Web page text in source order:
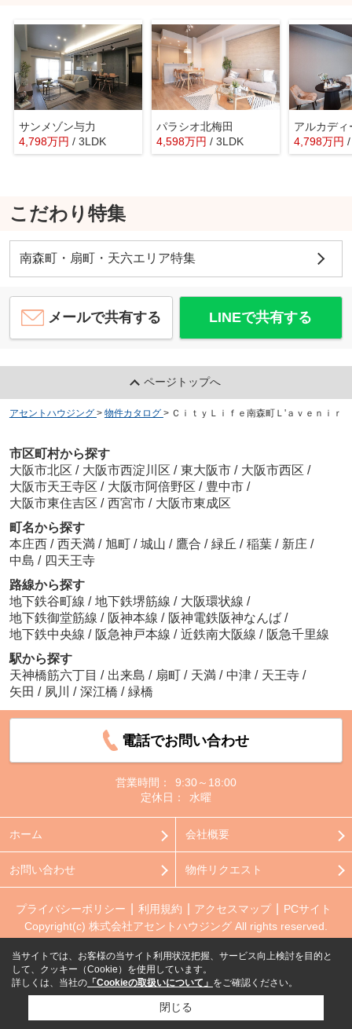
サンメゾン与力
4,798万円 / 3LDK
パラシオ北梅田
4,598万円 / 3LDK 4,798万円
こだわり特集
南森町・扇町・天六エリア特集
メールで共有する LINEで共有する
ページトップへ
アセントハウジング > 物件カタログ > ＣｉｔｙＬｉｆｅ南森町Ｌ'ａｖｅｎｉｒ
市区町村から探す
大阪市北区 / 大阪市西淀川区 / 東大阪市 / 大阪市西区 /
大阪市天王寺区 / 大阪市阿倍野区 / 豊中市 /
大阪市東住吉区 / 西宮市 / 大阪市東成区
町名から探す
本庄西 / 西天満 / 旭町 / 城山 / 鷹合 / 緑丘 / 稲葉 / 新庄 /
中島 / 四天王寺
路線から探す
地下鉄谷町線 / 地下鉄堺筋線 / 大阪環状線 /
地下鉄御堂筋線 / 阪神本線 / 阪神電鉄阪神なんば /
地下鉄中央線 / 阪急神戸本線 / 近鉄南大阪線 / 阪急千里線
駅から探す
天神橋筋六丁目 / 出来島 / 扇町 / 天満 / 中津 / 天王寺 /
矢田 / 夙川 / 深江橋 / 緑橋
電話でお問い合わせ
営業時間：
9:30～18:00
定休日：
水曜
ホーム 会社概要
お問い合わせ 物件リクエスト
プライバシーポリシー 利用規約 アクセスマップ
PCサイト
Copyright(c) 株式会社アセントハウジング All rights reserved.
当サイトでは、お客様の当サイト利用状況把握、サービス向上検討を目的と
して、クッキー（Cookie）を使用しています。
詳しくは、当社の 「Cookieの取扱いについて」 をご確認ください。
閉じる